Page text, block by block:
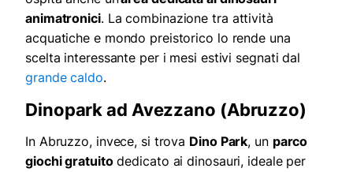
animatronici. La combinazione tra attività
acquatiche e mondo preistorico lo rende una
scelta interessante per i mesi estivi segnati dal
grande caldo.
Dinopark ad Avezzano (Abruzzo)
In Abruzzo, invece, si trova Dino Park, un parco
giochi gratuitodedicato ai dinosauri, ideale per